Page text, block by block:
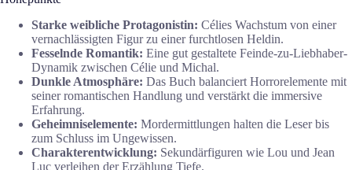
Starke weibliche Protagonistin: Célies Wachstum von einer
vernachlässigten Figur zu einer furchtlosen Heldin.
Fesselnde Romantik: Eine gut gestaltete Feinde-zu-Liebhaber-
Dynamik zwischen Célie und Michal.
Dunkle Atmosphäre: Das Buch balanciert Horrorelemente mit
seiner romantischen Handlung und verstärkt die immersive
Erfahrung.
Geheimniselemente: Mordermittlungen halten die Leser bis
zum Schluss im Ungewissen.
Charakterentwicklung: Sekundärfiguren wie Lou und Jean
Luc verleihen der Erzählung Tiefe.